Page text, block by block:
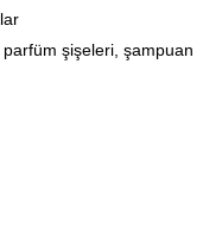
şişeleri, şampuan